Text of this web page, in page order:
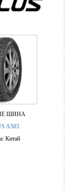
ШИНА
A503
Китай